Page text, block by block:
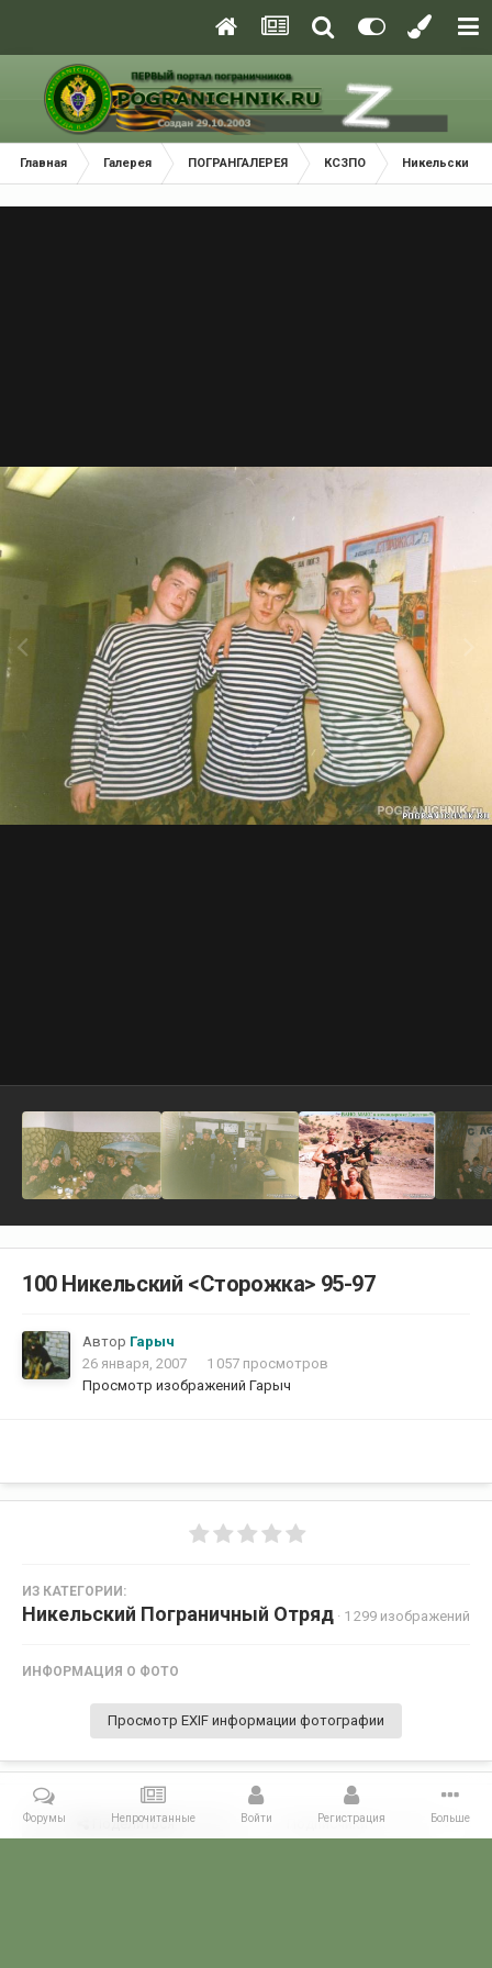
Главная Галерея ПОГРАНГАЛЕРЕЯ КСЗПО Никельский
100 Никельский <Сторожка> 95-97
Автор Гарыч
26 января, 2007
1 057 просмотров
Просмотр изображений Гарыч
ИЗ КАТЕГОРИИ:
Никельский Пограничный Отряд · 1 299 изображений
ИНФОРМАЦИЯ О ФОТО
Просмотр EXIF информации фотографии
Поделиться Подписчики 0
Форумы Непрочитанные Войти Регистрация Больше